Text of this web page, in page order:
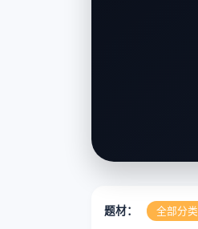
题材： 全部分类